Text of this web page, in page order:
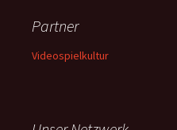
Partner
Videospielkultur